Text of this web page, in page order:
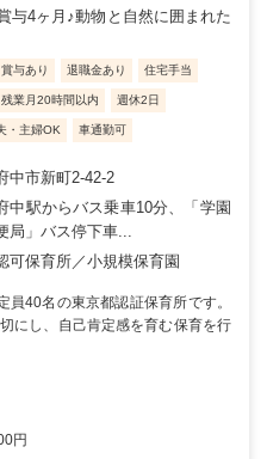
与4ヶ月♪動物と自然に囲まれた
与あり 退職金あり 住宅手当
残業月20時間以内 週休2日
・主婦OK 車通勤可
中市新町2-42-2
中駅からバス乗車10分、「学園
局」バス停下車...
可保育所
小規模保育園
40名の東京都認証保育所です。
にし、自己肯定感を育む保育を行
円